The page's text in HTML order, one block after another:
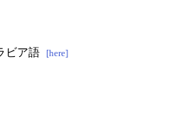
ビア語 [here]